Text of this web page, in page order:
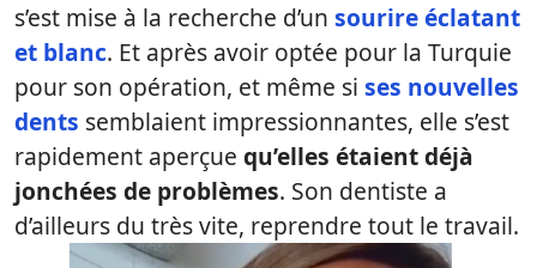
s’est mise à la recherche d’un sourire éclatant
et blanc. Et après avoir optée pour la Turquie
pour son opération, et même si ses nouvelles
dents semblaient impressionnantes, elle s’est
rapidement aperçue qu’elles étaient déjà
jonchées de problèmes. Son dentiste a
d’ailleurs du très vite, reprendre tout le travail.